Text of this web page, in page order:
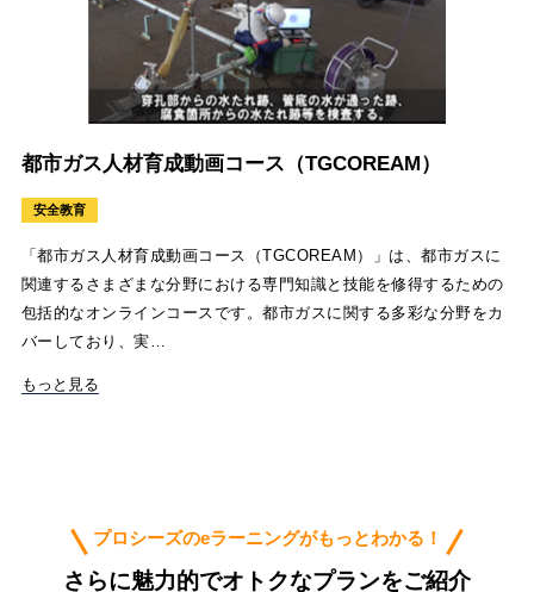
都市ガス人材育成動画コース（TGCOREAM）
安全教育
「都市ガス人材育成動画コース（TGCOREAM）」は、都市ガスに
関連するさまざまな分野における専門知識と技能を修得するための
包括的なオンラインコースです。都市ガスに関する多彩な分野をカ
バーしており、実…
もっと見る
プロシーズのeラーニングがもっとわかる！
さらに魅力的でオトクなプランをご紹介